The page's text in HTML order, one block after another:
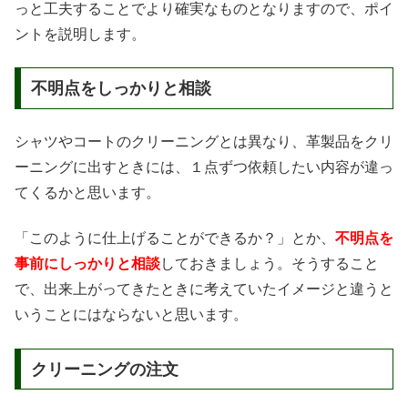
っと工夫することでより確実なものとなりますので、ポイ
ントを説明します。
不明点をしっかりと相談
シャツやコートのクリーニングとは異なり、革製品をクリ
ーニングに出すときには、１点ずつ依頼したい内容が違っ
てくるかと思います。
「このように仕上げることができるか？」とか、 不明点を
事前にしっかりと相談しておきましょう。そうすること
で、出来上がってきたときに考えていたイメージと違うと
いうことにはならないと思います。
クリーニングの注文